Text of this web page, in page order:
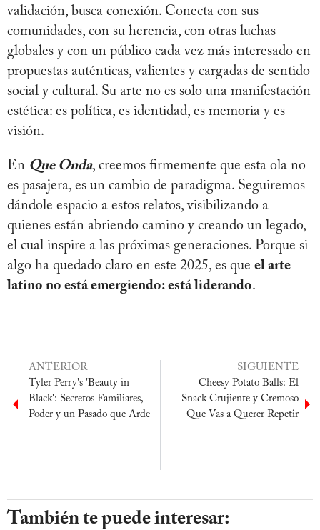
validación, busca conexión. Conecta con sus
comunidades, con su herencia, con otras luchas
globales y con un público cada vez más interesado en
propuestas auténticas, valientes y cargadas de sentido
social y cultural. Su arte no es solo una manifestación
estética: es política, es identidad, es memoria y es
visión.
En Que Onda, creemos firmemente que esta ola no
es pasajera, es un cambio de paradigma. Seguiremos
dándole espacio a estos relatos, visibilizando a
quienes están abriendo camino y creando un legado,
el cual inspire a las próximas generaciones. Porque si
algo ha quedado claro en este 2025, es que el arte
latino no está emergiendo: está liderando.
ANTERIOR
Tyler Perry's 'Beauty in
Black': Secretos Familiares,
Poder y un Pasado que Arde
SIGUIENTE
Cheesy Potato Balls: El
Snack Crujiente y Cremoso
Que Vas a Querer Repetir
También te puede interesar: